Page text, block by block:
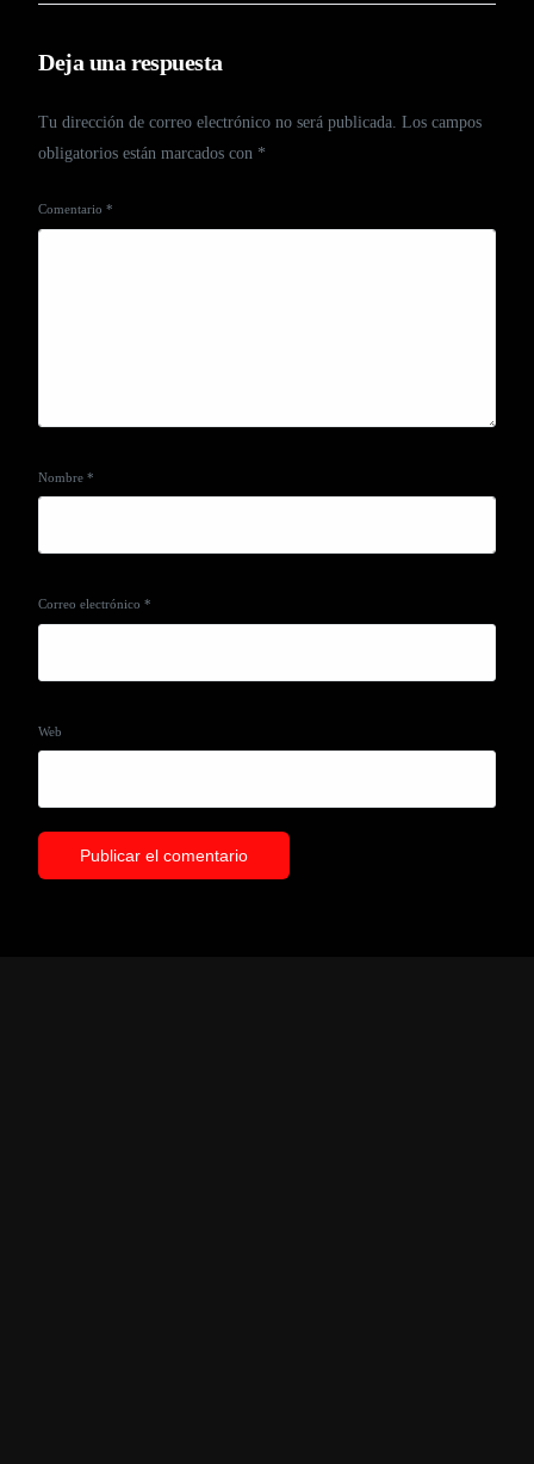
Deja una respuesta
Tu dirección de correo electrónico no será publicada. Los campos
obligatorios están marcados con *
Comentario*
Nombre*
Correo electrónico*
Web